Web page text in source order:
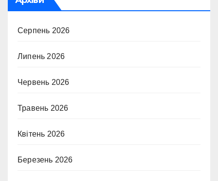
Серпень 2026
Липень 2026
Червень 2026
Травень 2026
Квітень 2026
Березень 2026